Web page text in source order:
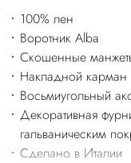
100% лен
Воротник Alba
Скошенные
Накладной карман
Восьмиугольный
Декоративная
гальваническим
Сделано в Италии